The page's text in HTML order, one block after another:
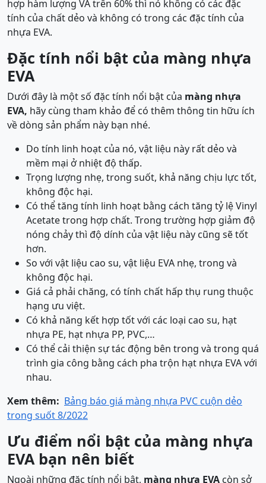
hợp hàm lượng VA trên 60% thì nó không có các đặc
tính của chất dẻo và không có trong các đặc tính của
nhựa EVA.
Đặc tính nổi bật của màng nhựa
EVA
Dưới đây là một số đặc tính nổi bật của màng nhựa
EVA, hãy cùng tham khảo để có thêm thông tin hữu ích
về dòng sản phẩm này bạn nhé.
Do tính linh hoạt của nó, vật liệu này rất dẻo và
mềm mại ở nhiệt độ thấp.
Trọng lượng nhẹ, trong suốt, khả năng chịu lực tốt,
không độc hại.
Có thể tăng tính linh hoạt bằng cách tăng tỷ lệ Vinyl
Acetate trong hợp chất. Trong trường hợp giảm độ
nóng chảy thì độ dính của vật liệu này cũng sẽ tốt
hơn.
So với vật liệu cao su, vật liệu EVA nhẹ, trong và
không độc hại.
Giá cả phải chăng, có tính chất hấp thụ rung thuộc
hạng ưu việt.
Có khả năng kết hợp tốt với các loại cao su, hạt
nhựa PE, hạt nhựa PP, PVC,…
Có thể cải thiện sự tác động bên trong và trong quá
trình gia công bằng cách pha trộn hạt nhựa EVA với
nhau.
Xem thêm: Bảng báo giá màng nhựa PVC cuộn dẻo
trong suốt 8/2022
Ưu điểm nổi bật của màng nhựa
EVA bạn nên biết
Ngoài những đặc tính nổi bật, màng nhựa EVA còn sở